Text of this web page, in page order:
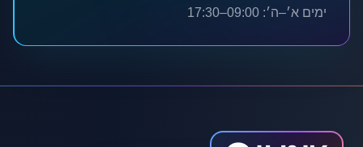
ימים א׳–ה׳: 09:00–17:30